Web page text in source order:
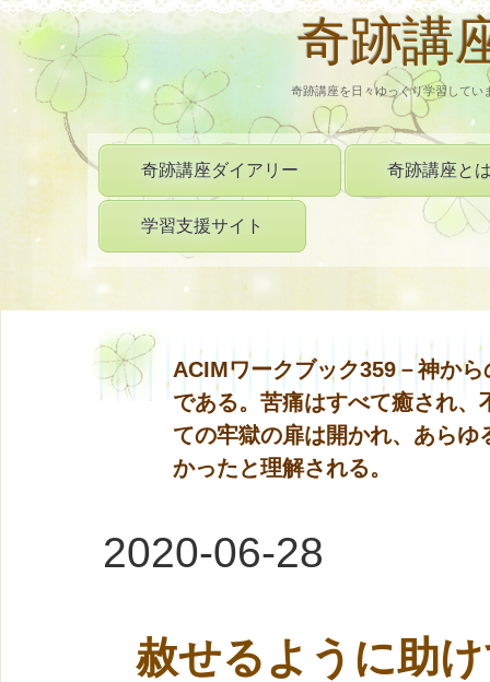
奇跡講
奇跡講座を日々ゆっくり学習してい
奇跡講座ダイアリー 奇跡講座と
学習支援サイト
ACIMワークブック359－神か
である。苦痛はすべて癒され
ての牢獄の扉は開かれ、あら
かったと理解される。
2020-06-28
赦せるように助